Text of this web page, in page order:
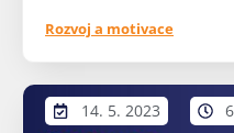
Rozvoj a motivace
14. 5. 2023